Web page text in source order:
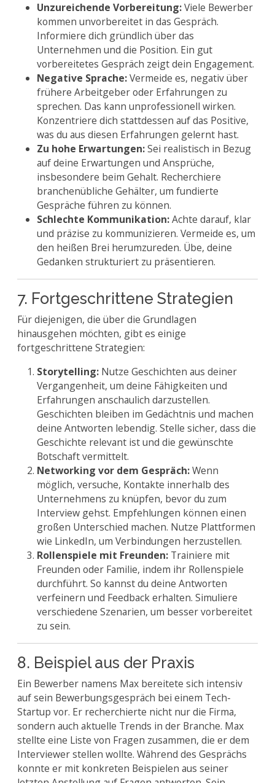
Unzureichende Vorbereitung:Viele Bewerber
kommen unvorbereitet in das Gespräch.
Informiere dich gründlich über das
Unternehmen und die Position. Ein gut
vorbereitetes Gespräch zeigt dein Engagement.
Negative Sprache:Vermeide es, negativ über
frühere Arbeitgeber oder Erfahrungen zu
sprechen. Das kann unprofessionell wirken.
Konzentriere dich stattdessen auf das Positive,
was du aus diesen Erfahrungen gelernt hast.
Zu hohe Erwartungen:Sei realistisch in Bezug
auf deine Erwartungen und Ansprüche,
insbesondere beim Gehalt. Recherchiere
branchenübliche Gehälter, um fundierte
Gespräche führen zu können.
Schlechte Kommunikation:Achte darauf, klar
und präzise zu kommunizieren. Vermeide es, um
den heißen Brei herumzureden. Übe, deine
Gedanken strukturiert zu präsentieren.
7. Fortgeschrittene Strategien
Für diejenigen, die über die Grundlagen
hinausgehen möchten, gibt es einige
fortgeschrittene Strategien:
Storytelling: Nutze Geschichten aus deiner
Vergangenheit, um deine Fähigkeiten und
Erfahrungen anschaulich darzustellen.
Geschichten bleiben im Gedächtnis und machen
deine Antworten lebendig. Stelle sicher, dass die
Geschichte relevant ist und die gewünschte
Botschaft vermittelt.
Networking vor dem Gespräch:Wenn
möglich, versuche, Kontakte innerhalb des
Unternehmens zu knüpfen, bevor du zum
Interview gehst. Empfehlungen können einen
großen Unterschied machen. Nutze Plattformen
wie LinkedIn, um Verbindungen herzustellen.
Rollenspiele mit Freunden: Trainiere mit
Freunden oder Familie, indem ihr Rollenspiele
durchführt. So kannst du deine Antworten
verfeinern und Feedback erhalten. Simuliere
verschiedene Szenarien, um besser vorbereitet
zu sein.
8. Beispiel aus der Praxis
Ein Bewerber namens Max bereitete sich intensiv
auf sein Bewerbungsgespräch bei einem Tech-
Startup vor. Er recherchierte nicht nur die Firma,
sondern auch aktuelle Trends in der Branche. Max
stellte eine Liste von Fragen zusammen, die er dem
Interviewer stellen wollte. Während des Gesprächs
konnte er mit konkreten Beispielen aus seiner